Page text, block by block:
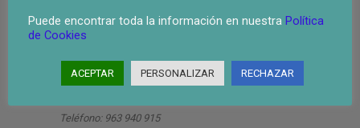
ley segunda oportunidad valencia
Dirección
Teléfono: 963 940 915
Puede encontrar toda la información en nuestra Política
de Cookies
ACEPTAR PERSONALIZAR RECHAZAR